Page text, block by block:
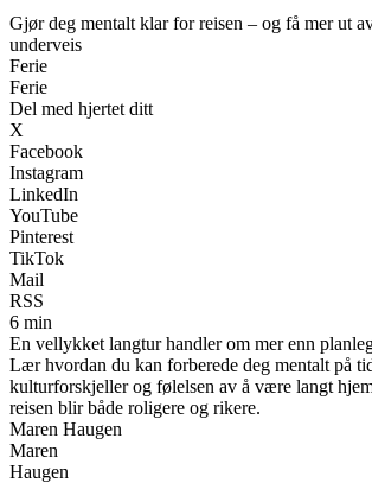
Gjør deg mentalt klar for reisen – og få mer ut
underveis
Ferie
Ferie
Del med hjertet ditt
X
Facebook
Instagram
LinkedIn
YouTube
Pinterest
TikTok
Mail
RSS
6 min
En vellykket langtur handler om mer enn
Lær hvordan du kan forberede deg mentalt på
kulturforskjeller og følelsen av å være langt
reisen blir både roligere og rikere.
Maren Haugen
Maren
Haugen